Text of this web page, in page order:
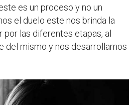
es un proceso y no un
el duelo este nos brinda la
las diferentes etapas, al
del mismo y nos desarrollamos